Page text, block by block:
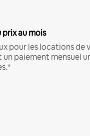
au mois
pour les locations de
paiement mensuel